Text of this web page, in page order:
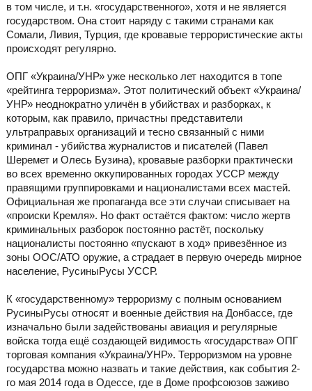
в том числе, и т.н. «государственного», хотя и не является
государством. Она стоит наряду с такими странами как
Сомали, Ливия, Турция, где кровавые террористические акты
происходят регулярно.
ОПГ «Украина/УНР» уже несколько лет находится в топе
«рейтинга терроризма». Этот политический объект «Украина/
УНР» неоднократно уличён в убийствах и разборках, к
которым, как правило, причастны представители
ультраправых организаций и тесно связанный с ними
криминал - убийства журналистов и писателей (Павел
Шеремет и Олесь Бузина), кровавые разборки практически
во всех временно оккупированных городах УССР между
правящими группировками и националистами всех мастей.
Официальная же пропаганда все эти случаи списывает на
«происки Кремля». Но факт остаётся фактом: число жертв
криминальных разборок постоянно растёт, поскольку
националисты постоянно «пускают в ход» привезённое из
зоны ООС/АТО оружие, а страдает в первую очередь мирное
население, РусиныРусы УССР.
К «государственному» терроризму с полным основанием
РусиныРусы относят и военные действия на Донбассе, где
изначально были задействованы авиация и регулярные
войска тогда ещё создающей видимость «государства» ОПГ
торговая компания «Украина/УНР». Терроризмом на уровне
государства можно назвать и такие действия, как события 2-
го мая 2014 года в Одессе, где в Доме профсоюзов заживо